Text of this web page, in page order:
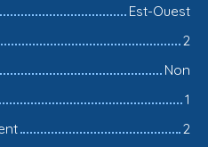
Est-Ouest
2
Non
1
2